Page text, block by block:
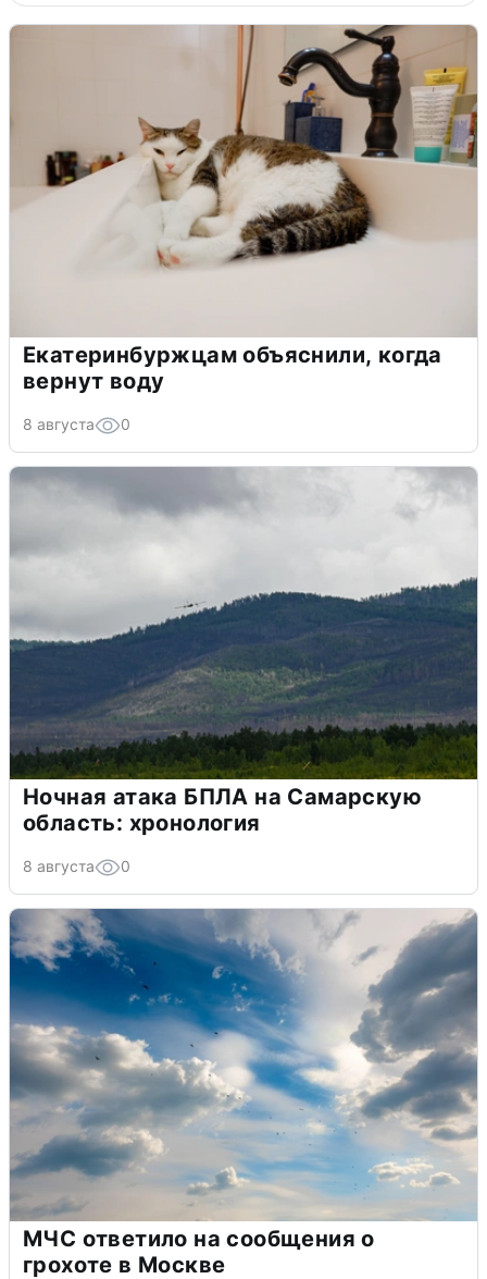
Екатеринбуржцам объяснили, когда
вернут воду
8 августа 0
Ночная атака БПЛА на Самарскую
область: хронология
8 августа 0
МЧС ответило на сообщения о
грохоте в Москве